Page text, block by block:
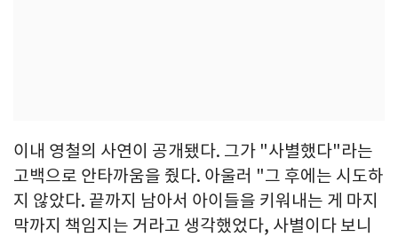
이내 영철의 사연이 공개됐다. 그가 "사별했다"라는
고백으로 안타까움을 줬다. 아울러 "그 후에는 시도하
지 않았다. 끝까지 남아서 아이들을 키워내는 게 마지
막까지 책임지는 거라고 생각했었다, 사별이다 보니